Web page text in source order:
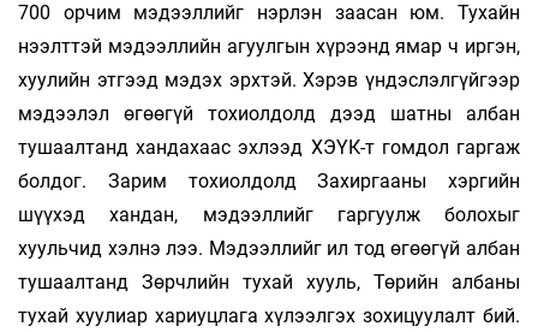
700 орчим мэдээллийг нэрлэн заасан юм. Тухайн
нээлттэй мэдээллийн агуул­­гын хүрээнд ямар ч иргэн,
хуулийн этгээд мэдэх эрхтэй. Хэрэв үндэслэлгүйгээр
мэдээлэл өгөөгүй тохиолдолд дээд шатны албан
тушаал­­танд хандахаас эхлээд ХЭҮК-т гомдол гаргаж
болдог. Зарим тохиолдолд Захиргааны хэргийн
шүүхэд хандан, мэдээллийг гаргуулж болохыг
хуульчид хэлнэ лээ. Мэдээллийг ил тод өгөөгүй албан
тушаалтанд Зөрчлийн тухай хууль, Төрийн албаны
тухай хуулиар хариуцлага хүлээл­гэх зохицуулалт бий.